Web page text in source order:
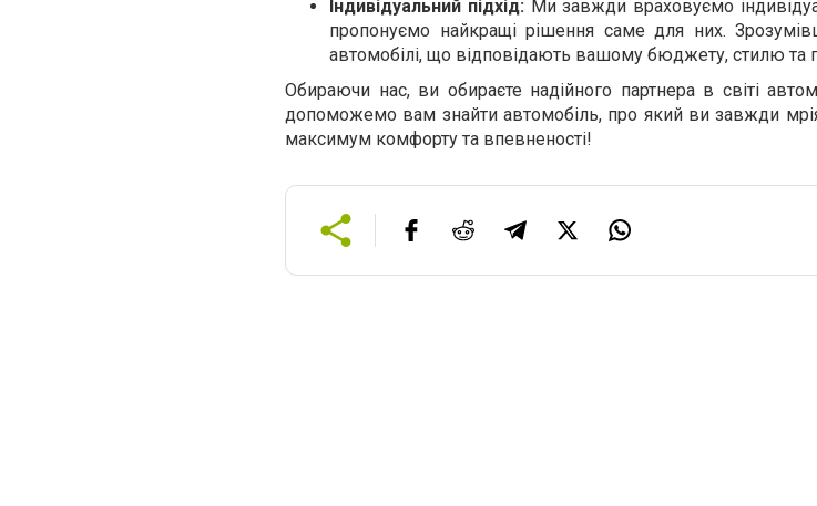
Індивідуальний підхід:Ми завжди враховуємо
пропонуємо найкращі рішення саме для них.
автомобілі, що відповідають вашому бюджету, стилю та
Обираючи нас, ви обираєте надійного партнера в світі
допоможемо вам знайти автомобіль, про який ви завжди
максимум комфорту та впевненості!